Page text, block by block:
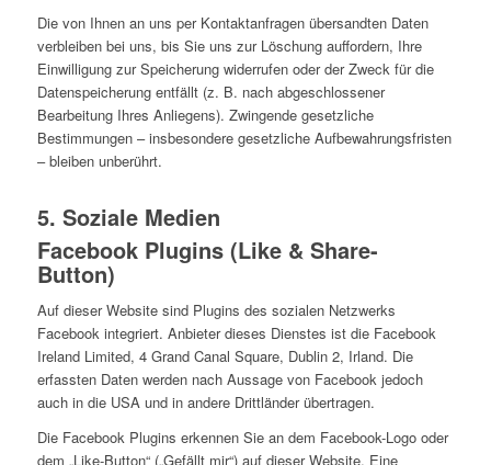
Die von Ihnen an uns per Kontaktanfragen übersandten Daten
verbleiben bei uns, bis Sie uns zur Löschung auffordern, Ihre
Einwilligung zur Speicherung widerrufen oder der Zweck für die
Datenspeicherung entfällt (z. B. nach abgeschlossener
Bearbeitung Ihres Anliegens). Zwingende gesetzliche
Bestimmungen – insbesondere gesetzliche Aufbewahrungsfristen
– bleiben unberührt.
5. Soziale Medien
Facebook Plugins (Like & Share-
Button)
Auf dieser Website sind Plugins des sozialen Netzwerks
Facebook integriert. Anbieter dieses Dienstes ist die Facebook
Ireland Limited, 4 Grand Canal Square, Dublin 2, Irland. Die
erfassten Daten werden nach Aussage von Facebook jedoch
auch in die USA und in andere Drittländer übertragen.
Die Facebook Plugins erkennen Sie an dem Facebook-Logo oder
dem „Like-Button“ („Gefällt mir“) auf dieser Website. Eine